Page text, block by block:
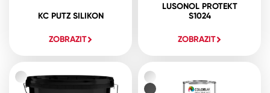
KC PUTZ SILIKON
ZOBRAZIT
LUSONOL PROTEKT
S1024
ZOBRAZIT